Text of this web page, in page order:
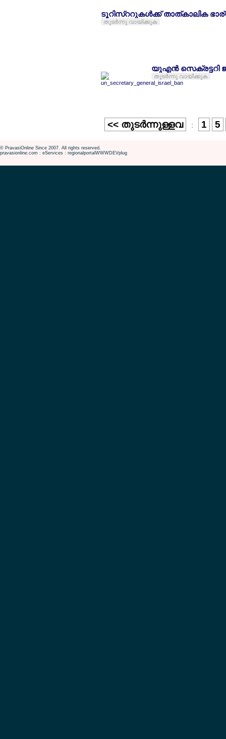
ടൂറിസ്ററുകള്‍ക്ക് താത്കാലിക
തുടര്‍ന്നു വായിക്കുക
യുഎന്‍ സെക്രട്ടറി
തുടര്‍ന്നു വായിക്കുക
<< തുടര്‍ന്നുള്ളവ : 1 5
© PravasiOnline Since 2007. All rights reserved.
pravasionline.com : eServices : regionalportalWWWDEVplug